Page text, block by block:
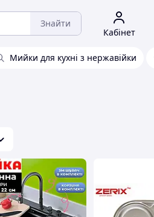
Знайти
Кабінет
Мийки для кухні з нержавійки